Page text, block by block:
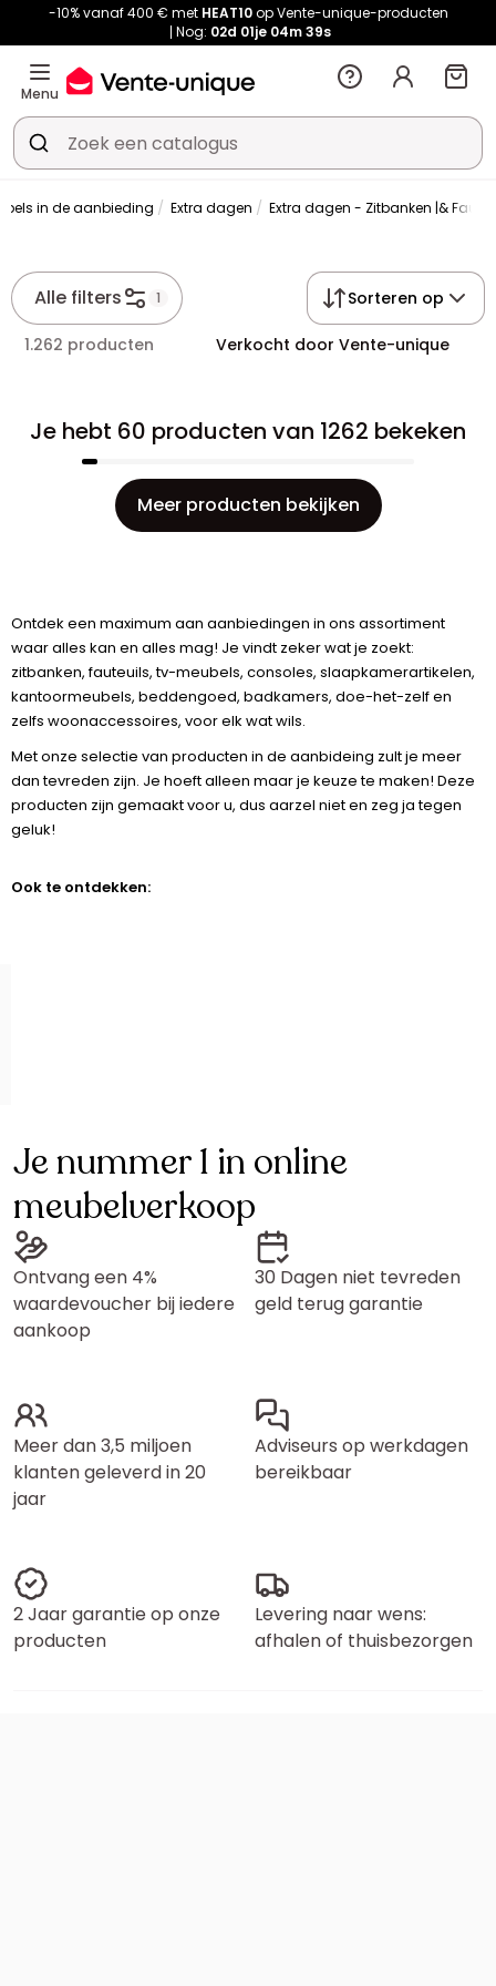
-10% vanaf 400 € met HEAT10op Vente-unique-producten
Nog: 02d 01je 04m 39s
Menu
in de aanbieding Extra dagen Extra dagen - Zitbanken |&
Alle filters 1 Sorteren op
1.262 producten Verkocht door Vente-unique
Je hebt 60 producten van 1262 bekeken
Meer producten bekijken
Ontdek een maximum aan aanbiedingen in ons assortiment
waar alles kan en alles mag! Je vindt zeker wat je zoekt:
zitbanken, fauteuils, tv-meubels, consoles, slaapkamerartikelen,
kantoormeubels, beddengoed, badkamers, doe-het-zelf en
zelfs woonaccessoires, voor elk wat wils.
Met onze selectie van producten in de aanbideing zult je meer
dan tevreden zijn. Je hoeft alleen maar je keuze te maken! Deze
producten zijn gemaakt voor u, dus aarzel niet en zeg ja tegen
geluk!
Ook te ontdekken:
Je nummer 1 in online
meubelverkoop
Ontvang een 4%
waardevoucher bij iedere
aankoop
30 Dagen niet tevreden
geld terug garantie
Meer dan 3,5 miljoen
klanten geleverd in 20
jaar
Adviseurs op werkdagen
bereikbaar
2 Jaar garantie op onze
producten
Levering naar wens:
afhalen of thuisbezorgen